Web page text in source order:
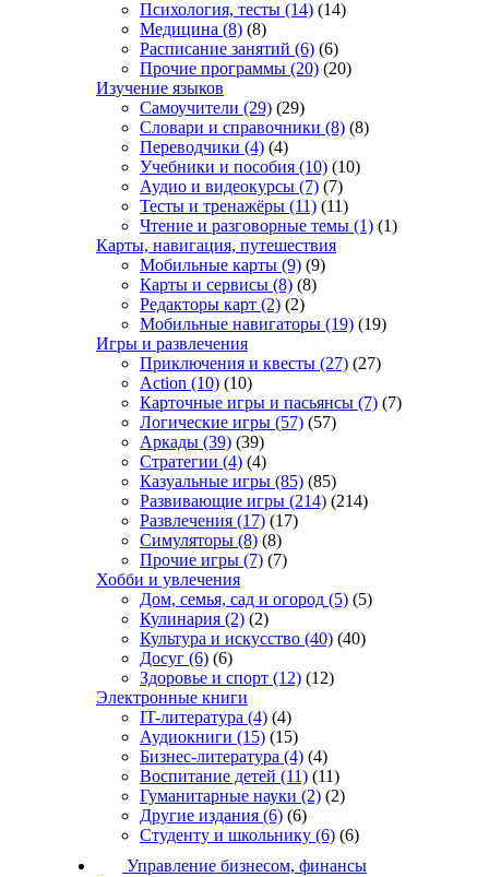
Психология, тесты (14) (14)
Медицина (8) (8)
Расписание занятий (6) (6)
Прочие программы (20) (20)
Изучение языков
Самоучители (29) (29)
Словари и справочники (8) (8)
Переводчики (4) (4)
Учебники и пособия (10) (10)
Аудио и видеокурсы (7) (7)
Тесты и тренажёры (11) (11)
Чтение и разговорные темы (1) (1)
Карты, навигация, путешествия
Мобильные карты (9) (9)
Карты и сервисы (8) (8)
Редакторы карт (2) (2)
Мобильные навигаторы (19) (19)
Игры и развлечения
Приключения и квесты (27) (27)
Action (10) (10)
Карточные игры и пасьянсы (7) (7)
Логические игры (57) (57)
Аркады (39) (39)
Стратегии (4) (4)
Казуальные игры (85) (85)
Развивающие игры (214) (214)
Развлечения (17) (17)
Симуляторы (8) (8)
Прочие игры (7) (7)
Хобби и увлечения
Дом, семья, сад и огород (5) (5)
Кулинария (2) (2)
Культура и искусство (40) (40)
Досуг (6) (6)
Здоровье и спорт (12) (12)
Электронные книги
IT-литература (4) (4)
Аудиокниги (15) (15)
Бизнес-литература (4) (4)
Воспитание детей (11) (11)
Гуманитарные науки (2) (2)
Другие издания (6) (6)
Студенту и школьнику (6) (6)
Управление бизнесом, финансы